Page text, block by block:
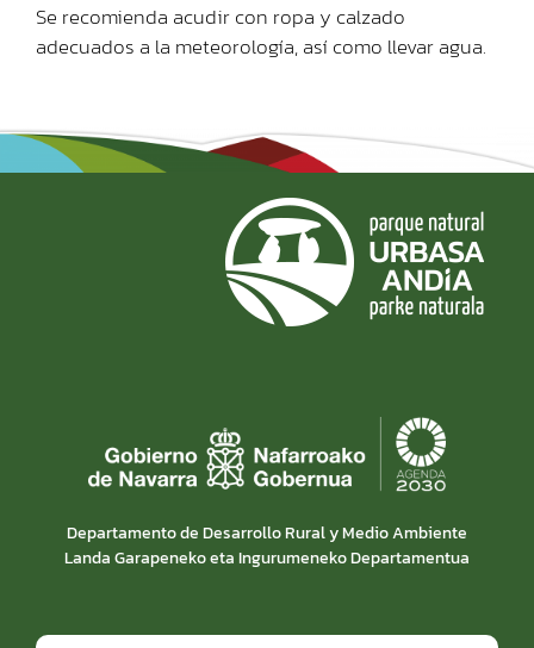
Se recomienda acudir con ropa y calzado
adecuados a la meteorología, así como llevar agua.
Departamento de Desarrollo Rural y Medio Ambiente
Landa Garapeneko eta Ingurumeneko Departamentua